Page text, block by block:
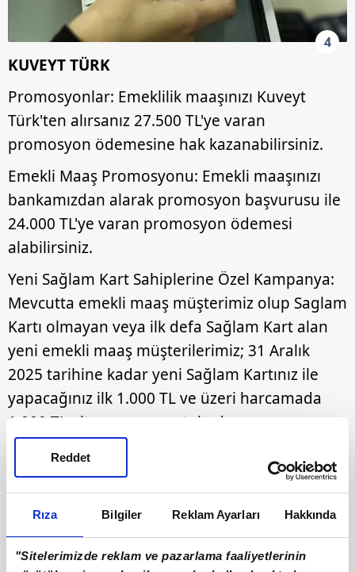
Rıza Bilgiler Reklam Ayarları Hakkında
"Sitelerimizde reklam ve pazarlama faaliyetlerinin
Reddet
4
KUVEYT TÜRK
Promosyonlar: Emeklilik maaşınızı Kuveyt
Türk'ten alırsanız 27.500 TL'ye varan
promosyon ödemesine hak kazanabilirsiniz.
Emekli Maaş Promosyonu: Emekli maaşınızı
bankamızdan alarak promosyon başvurusu ile
24.000 TL'ye varan promosyon ödemesi
alabilirsiniz.
Yeni Sağlam Kart Sahiplerine Özel Kampanya:
Mevcutta emekli maaş müşterimiz olup Saglam
Kartı olmayan veya ilk defa Sağlam Kart alan
yeni emekli maaş müşterilerimiz; 31 Aralık
2025 tarihine kadar yeni Sağlam Kartınız ile
yapacağınız ilk 1.000 TL ve üzeri harcamada
1.000 TL altın puan avantajından
yararlanabilirsiniz. Ödüller kart ekstresi
müşterilerimiz 31 Aralık 2025 tarihine kadar
kampanya dönemi içerisinde iptal edilmemiş